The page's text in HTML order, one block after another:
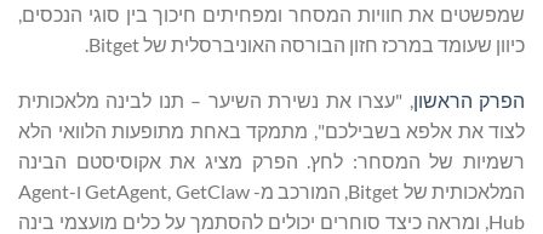
שמפשטים את חוויות המסחר ומפחיתים חיכוך בין סוגי הנכסים,
כיוון שעומד במרכז חזון הבורסה האוניברסלית של Bitget.
הפרק הראשון , "עצרו את נשירת השיער – תנו לבינה מלאכותית
לצוד את אלפא בשבילכם", מתמקד באחת מתופעות הלוואי הלא
רשמיות של המסחר: לחץ. הפרק מציג את אקוסיסטם הבינה
המלאכותית של Bitget, המורכב מ- GetAgent, GetClaw ו-Agent
Hub, ומראה כיצד סוחרים יכולים להסתמך על כלים מועצמי בינה